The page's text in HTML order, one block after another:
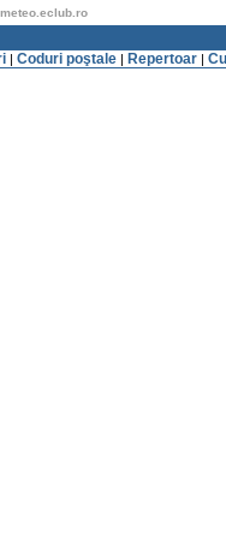
| Coduri poştale | Repertoar |